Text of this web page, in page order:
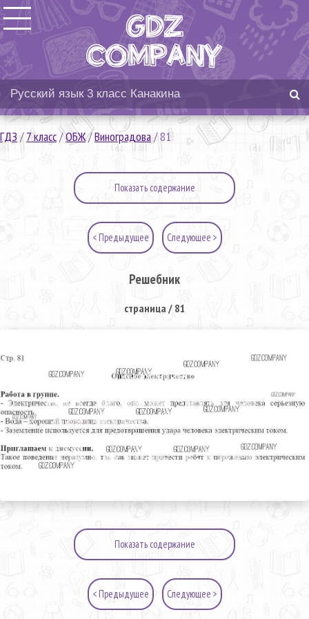
ГДЗ/7 класс/ОБЖ/Виноградова/81
Показать содержание
< Предыдущее Следующее >
Решебник
страница / 81
Показать содержание
< Предыдущее Следующее >